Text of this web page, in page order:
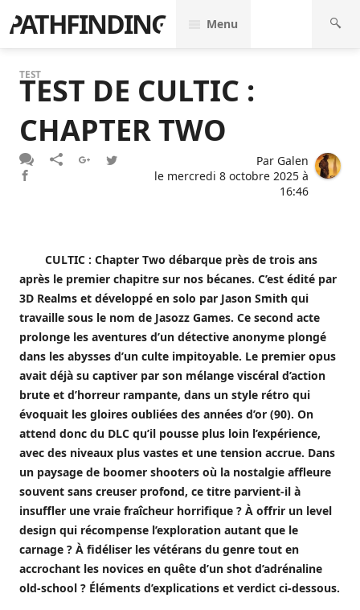
PATHFINDING Menu
TEST
TEST DE CULTIC :
CHAPTER TWO
Par Galen
le mercredi 8 octobre 2025 à
16:46
CULTIC : Chapter Two débarque près de trois ans
après le premier chapitre sur nos bécanes. C’est édité par
3D Realms et développé en solo par Jason Smith qui
travaille sous le nom de Jasozz Games. Ce second acte
prolonge les aventures d’un détective anonyme plongé
dans les abysses d’un culte impitoyable. Le premier opus
avait déjà su captiver par son mélange viscéral d’action
brute et d’horreur rampante, dans un style rétro qui
évoquait les gloires oubliées des années d’or (90). On
attend donc du DLC qu’il pousse plus loin l’expérience,
avec des niveaux plus vastes et une tension accrue. Dans
un paysage de boomer shooters où la nostalgie affleure
souvent sans creuser profond, ce titre parvient-il à
insuffler une vraie fraîcheur horrifique ? À offrir un level
design qui récompense l’exploration autant que le
carnage ? À fidéliser les vétérans du genre tout en
accrochant les novices en quête d’un shot d’adrénaline
old-school ? Éléments d’explications et verdict ci-dessous.